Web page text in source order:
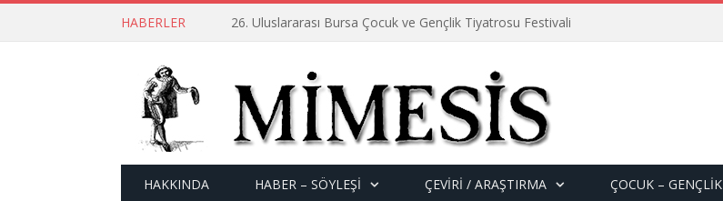
HABERLER 26. Uluslararası Bursa Çocuk ve Gençlik Tiyatrosu Festivali
HAKKINDA HABER – SÖYLEŞI ÇEVİRİ / ARAŞTIRMA ÇOCUK – GENÇLIK